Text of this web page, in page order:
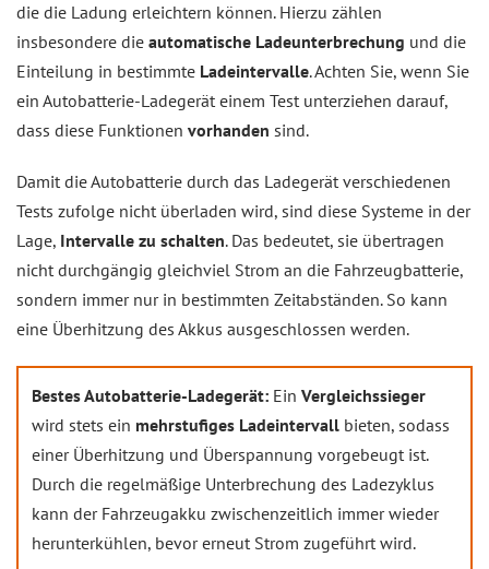
die die Ladung erleichtern können. Hierzu zählen
insbesondere die automatische Ladeunterbrechung und die
Einteilung in bestimmte Ladeintervalle. Achten Sie, wenn Sie
ein Autobatterie-Ladegerät einem Test unterziehen darauf,
dass diese Funktionen vorhanden sind.
Damit die Autobatterie durch das Ladegerät verschiedenen
Tests zufolge nicht überladen wird, sind diese Systeme in der
Lage, Intervalle zu schalten. Das bedeutet, sie übertragen
nicht durchgängig gleichviel Strom an die Fahrzeugbatterie,
sondern immer nur in bestimmten Zeitabständen. So kann
eine Überhitzung des Akkus ausgeschlossen werden.
Bestes Autobatterie-Ladegerät: Ein Vergleichssieger
wird stets ein mehrstufiges Ladeintervall bieten, sodass
einer Überhitzung und Überspannung vorgebeugt ist.
Durch die regelmäßige Unterbrechung des Ladezyklus
kann der Fahrzeugakku zwischenzeitlich immer wieder
herunterkühlen, bevor erneut Strom zugeführt wird.